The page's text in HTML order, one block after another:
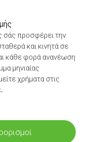
σάς προσφέρει την
και κινητά σε
κάθε φορά ανανέωση
μηνιαίας
χρήματα στις